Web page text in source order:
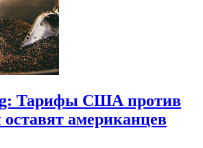
Тарифы США против
американцев